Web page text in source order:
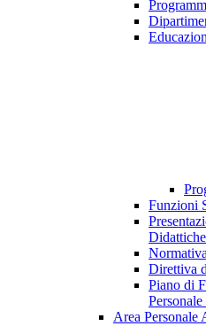
Funzioni
Didattiche
Direttiva
Piano di
Area Personale